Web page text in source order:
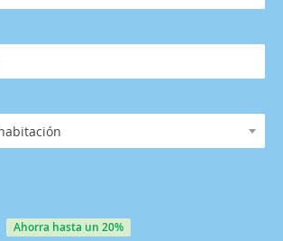
ahorra hasta un 20%